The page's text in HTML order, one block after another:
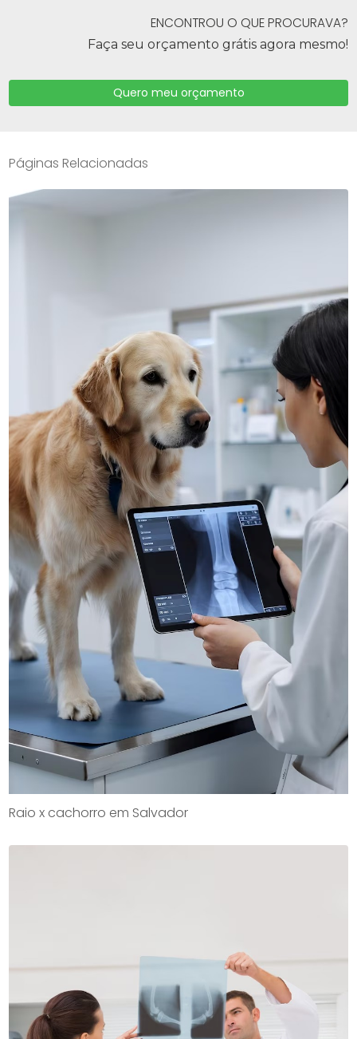
ENCONTROU O QUE PROCURAVA?
Faça seu orçamento grátis agora mesmo!
Quero meu orçamento
Páginas Relacionadas
Raio x cachorro em Salvador